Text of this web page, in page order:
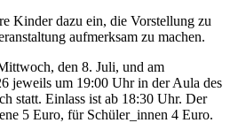
Kinder dazu ein, die Vorstellung zu
aufmerksam zu machen.
den 8. Juli, und am
jeweils um 19:00 Uhr in der Aula des
statt. Einlass ist ab 18:30 Uhr. Der
5 Euro, für Schüler_innen 4 Euro.